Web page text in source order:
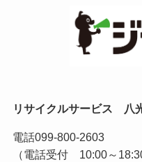
リサイクルサービス 八
電話099-800-2603
（電話受付 10:00～